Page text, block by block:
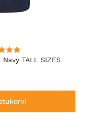
TALL SIZES